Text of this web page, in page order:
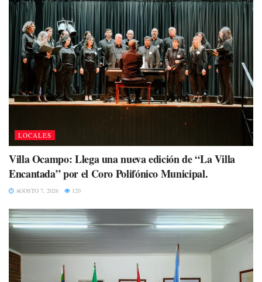
LOCALES
Villa Ocampo: Llega una nueva edición de “La Villa
Encantada” por el Coro Polifónico Municipal.
AGOSTO 7, 2026 120